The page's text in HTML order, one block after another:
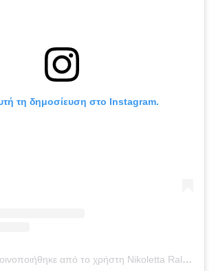
τη δημοσίευση στο Instagram.
Η δημοσίευση κοινοποιήθηκε από το χρήστη Nikoletta Ralli (@nikolettaralli)